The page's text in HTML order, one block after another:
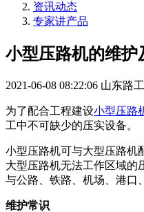
资讯动态
专家讲产品
小型压路机的维护
2021-06-08 08:22:06 山东路
为了配合工程建设小型压路
工中不可缺少的压实设备。
小型压路机可与大型压路机
大型压路机无法工作区域的
与公路、铁路、机场、港口
维护常识